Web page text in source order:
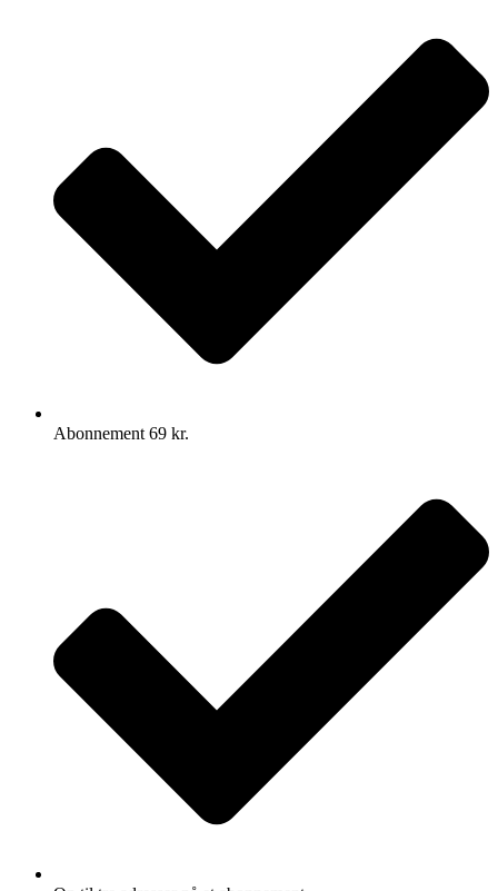
Abonnement 69 kr.